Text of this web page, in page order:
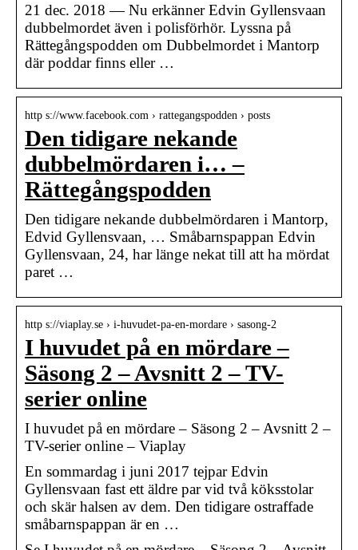
21 dec. 2018 — Nu erkänner Edvin Gyllensvaan
dubbelmordet även i polisförhör. Lyssna på
Rättegångspodden om Dubbelmordet i Mantorp
där poddar finns eller …
http s://www.facebook.com › rattegangspodden › posts
Den tidigare nekande
dubbelmördaren i… –
Rättegångspodden
Den tidigare nekande dubbelmördaren i Mantorp,
Edvid Gyllensvaan, … Småbarnspappan Edvin
Gyllensvaan, 24, har länge nekat till att ha mördat
paret …
http s://viaplay.se › i-huvudet-pa-en-mordare › sasong-2
I huvudet på en mördare –
Säsong 2 – Avsnitt 2 – TV-
serier online
I huvudet på en mördare – Säsong 2 – Avsnitt 2 –
TV-serier online – Viaplay
En sommardag i juni 2017 tejpar Edvin
Gyllensvaan fast ett äldre par vid två köksstolar
och skär halsen av dem. Den tidigare ostraffade
småbarnspappan är en …